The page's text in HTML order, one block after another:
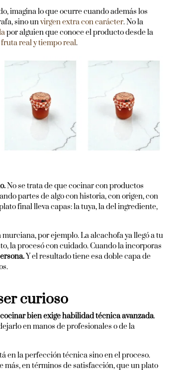
imagina lo que ocurre cuando además los
sino unvirgen extra con carácter. No la
por alguien que conoce el producto desde la
real y tiempo real.
No se trata de que cocinar con productos
partes de algo con historia, con origen, con
final lleva capas: la tuya, la del ingrediente,
por ejemplo. La alcachofa ya llegó a tu
la procesó con cuidado. Cuando la incorporas
Y el resultado tiene esa doble capa de
curioso
cocinar bien exige habilidad técnica avanzada.
en manos de profesionales o de la
en la perfección técnica sino en el proceso.
en términos de satisfacción, que un plato